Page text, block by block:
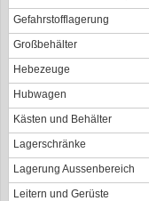
Gefahrstofflagerung
Großbehälter
Hebezeuge
Hubwagen
Kästen und Behälter
Lagerschränke
Lagerung Aussenbereich
Leitern und Gerüste